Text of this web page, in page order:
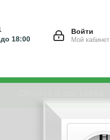
Войти
Мой кабинет
18:00
защитной кабельной трубы